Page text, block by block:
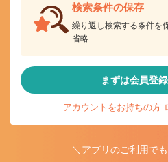
検索条件の保存
繰り返し検索する条件を
省略
まずは会員登録
アカウントをお持ちの方
＼アプリのご利用で